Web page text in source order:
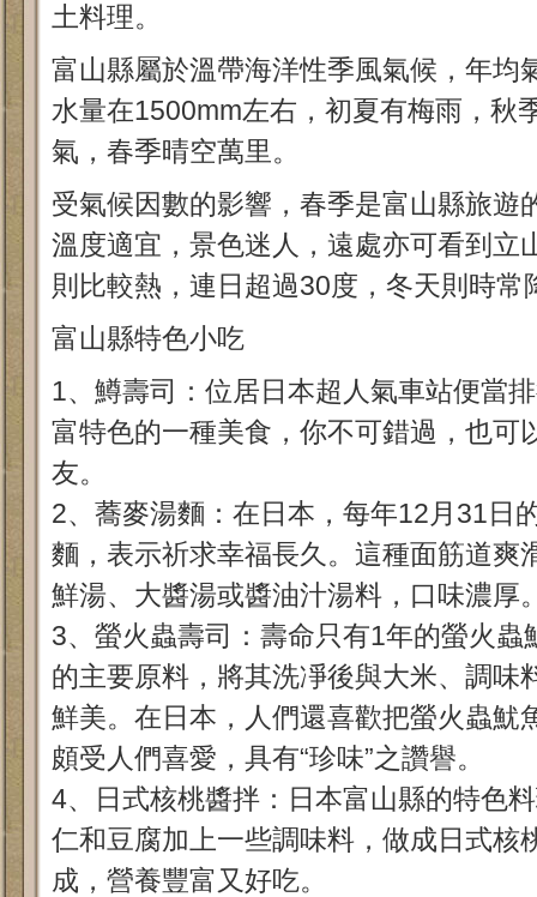
土料理。
富山縣屬於溫帶海洋性季風氣候，年
水量在1500mm左右，初夏有梅雨，秋
氣，春季晴空萬里。
受氣候因數的影響，春季是富山縣旅遊
溫度適宜，景色迷人，遠處亦可看到立
則比較熱，連日超過30度，冬天則時常
富山縣特色小吃
1、鱒壽司：位居日本超人氣車站便當
富特色的一種美食，你不可錯過，也可
友。
2、蕎麥湯麵：在日本，每年12月31日
麵，表示祈求幸福長久。這種面筋道爽
鮮湯、大醬湯或醬油汁湯料，口味濃厚
3、螢火蟲壽司：壽命只有1年的螢火蟲
的主要原料，將其洗凈後與大米、調味
鮮美。在日本，人們還喜歡把螢火蟲魷
頗受人們喜愛，具有“珍味”之讚譽。
4、日式核桃醬拌：日本富山縣的特色
仁和豆腐加上一些調味料，做成日式核
成，營養豐富又好吃。